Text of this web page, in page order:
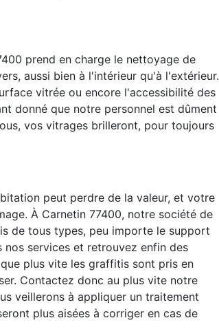
prend en charge le nettoyage de
aussi bien à l'intérieur qu'à l'extérieur.
vitrée ou encore l'accessibilité des
donné que notre personnel est dûment
vos vitrages brilleront, pour toujours
peut perdre de la valeur, et votre
À Carnetin 77400, notre société de
de tous types, peu importe le support
services et retrouvez enfin des
plus vite les graffitis sont pris en
Contactez donc au plus vite notre
veillerons à appliquer un traitement
plus aisées à corriger en cas de